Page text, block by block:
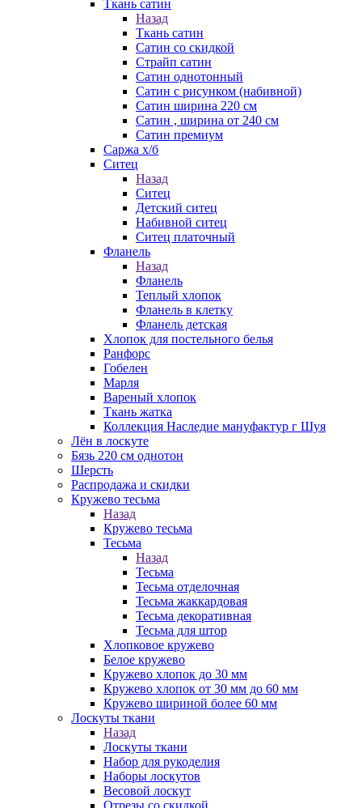
Ткань сатин
Назад
Ткань сатин
Сатин со скидкой
Страйп сатин
Сатин однотонный
Сатин с рисунком (набивной)
Сатин ширина 220 см
Сатин , ширина от 240 см
Сатин премиум
Саржа х/б
Ситец
Назад
Ситец
Детский ситец
Набивной ситец
Ситец платочный
Фланель
Назад
Фланель
Теплый хлопок
Фланель в клетку
Фланель детская
Хлопок для постельного белья
Ранфорс
Гобелен
Марля
Вареный хлопок
Ткань жатка
Коллекция Наследие мануфактур г Шуя
Лён в лоскуте
Бязь 220 см однотон
Шерсть
Распродажа и скидки
Кружево тесьма
Назад
Кружево тесьма
Тесьма
Назад
Тесьма
Тесьма отделочная
Тесьма жаккардовая
Тесьма декоративная
Тесьма для штор
Хлопковое кружево
Белое кружево
Кружево хлопок до 30 мм
Кружево хлопок от 30 мм до 60 мм
Кружево шириной более 60 мм
Лоскуты ткани
Назад
Лоскуты ткани
Набор для рукоделия
Наборы лоскутов
Весовой лоскут
Отрезы со скидкой